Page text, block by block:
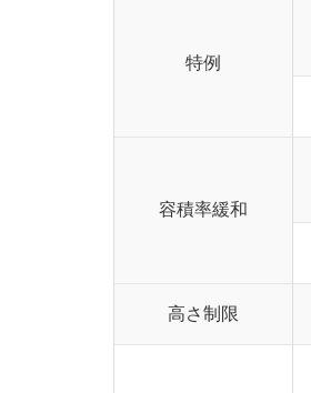
特例
容積率緩和
高さ制限